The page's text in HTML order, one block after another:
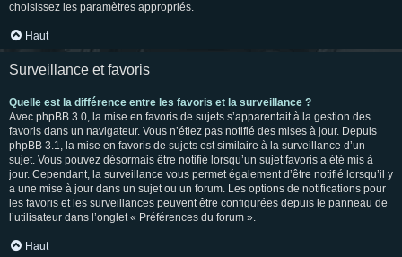
choisissez les paramètres appropriés.
Haut
Surveillance et favoris
Quelle est la différence entre les favoris et la surveillance ?
Avec phpBB 3.0, la mise en favoris de sujets s’apparentait à la gestion des
favoris dans un navigateur. Vous n’étiez pas notifié des mises à jour. Depuis
phpBB 3.1, la mise en favoris de sujets est similaire à la surveillance d’un
sujet. Vous pouvez désormais être notifié lorsqu’un sujet favoris a été mis à
jour. Cependant, la surveillance vous permet également d’être notifié lorsqu’il y
a une mise à jour dans un sujet ou un forum. Les options de notifications pour
les favoris et les surveillances peuvent être configurées depuis le panneau de
l’utilisateur dans l’onglet « Préférences du forum ».
Haut